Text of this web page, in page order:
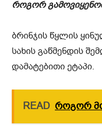
როგორ
ბრინჯის წყლის
სახის გაწმენდის
დამატებითი ეტაპი.
READ როგორ